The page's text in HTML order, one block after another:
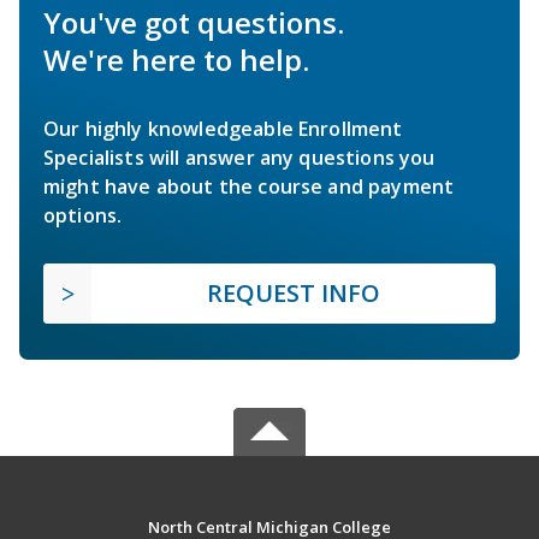
You've got questions.
We're here to help.
Our highly knowledgeable Enrollment
Specialists will answer any questions you
might have about the course and payment
options.
REQUEST INFO
North Central Michigan College